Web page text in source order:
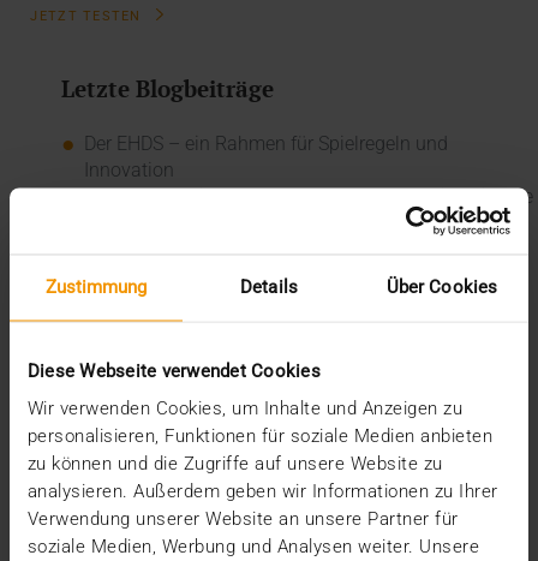
Zustimmung Details Über Cookies
Diese Webseite verwendet Cookies
Wir verwenden Cookies, um Inhalte und Anzeigen zu
personalisieren, Funktionen für soziale Medien anbieten
zu können und die Zugriffe auf unsere Website zu
analysieren. Außerdem geben wir Informationen zu Ihrer
Verwendung unserer Website an unsere Partner für
soziale Medien, Werbung und Analysen weiter. Unsere
JETZT TESTEN
Letzte Blogbeiträge
Der EHDS – ein Rahmen für Spielregeln und
Innovation
Der EU AI Act im Krankenhaus: So betten Sie KI in Ihre
So kommen Dokumente automatisch in die ePA
Ein Dutzend Gütesiegel
CSR
Events
Intern
Kolumne
News
Overview